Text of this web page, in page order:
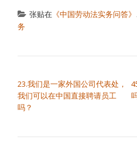
张贴在 《中国劳动法实务问答》
务
23.我们是一家外国公司代表处，
我们可以在中国直接聘请员工
吗？